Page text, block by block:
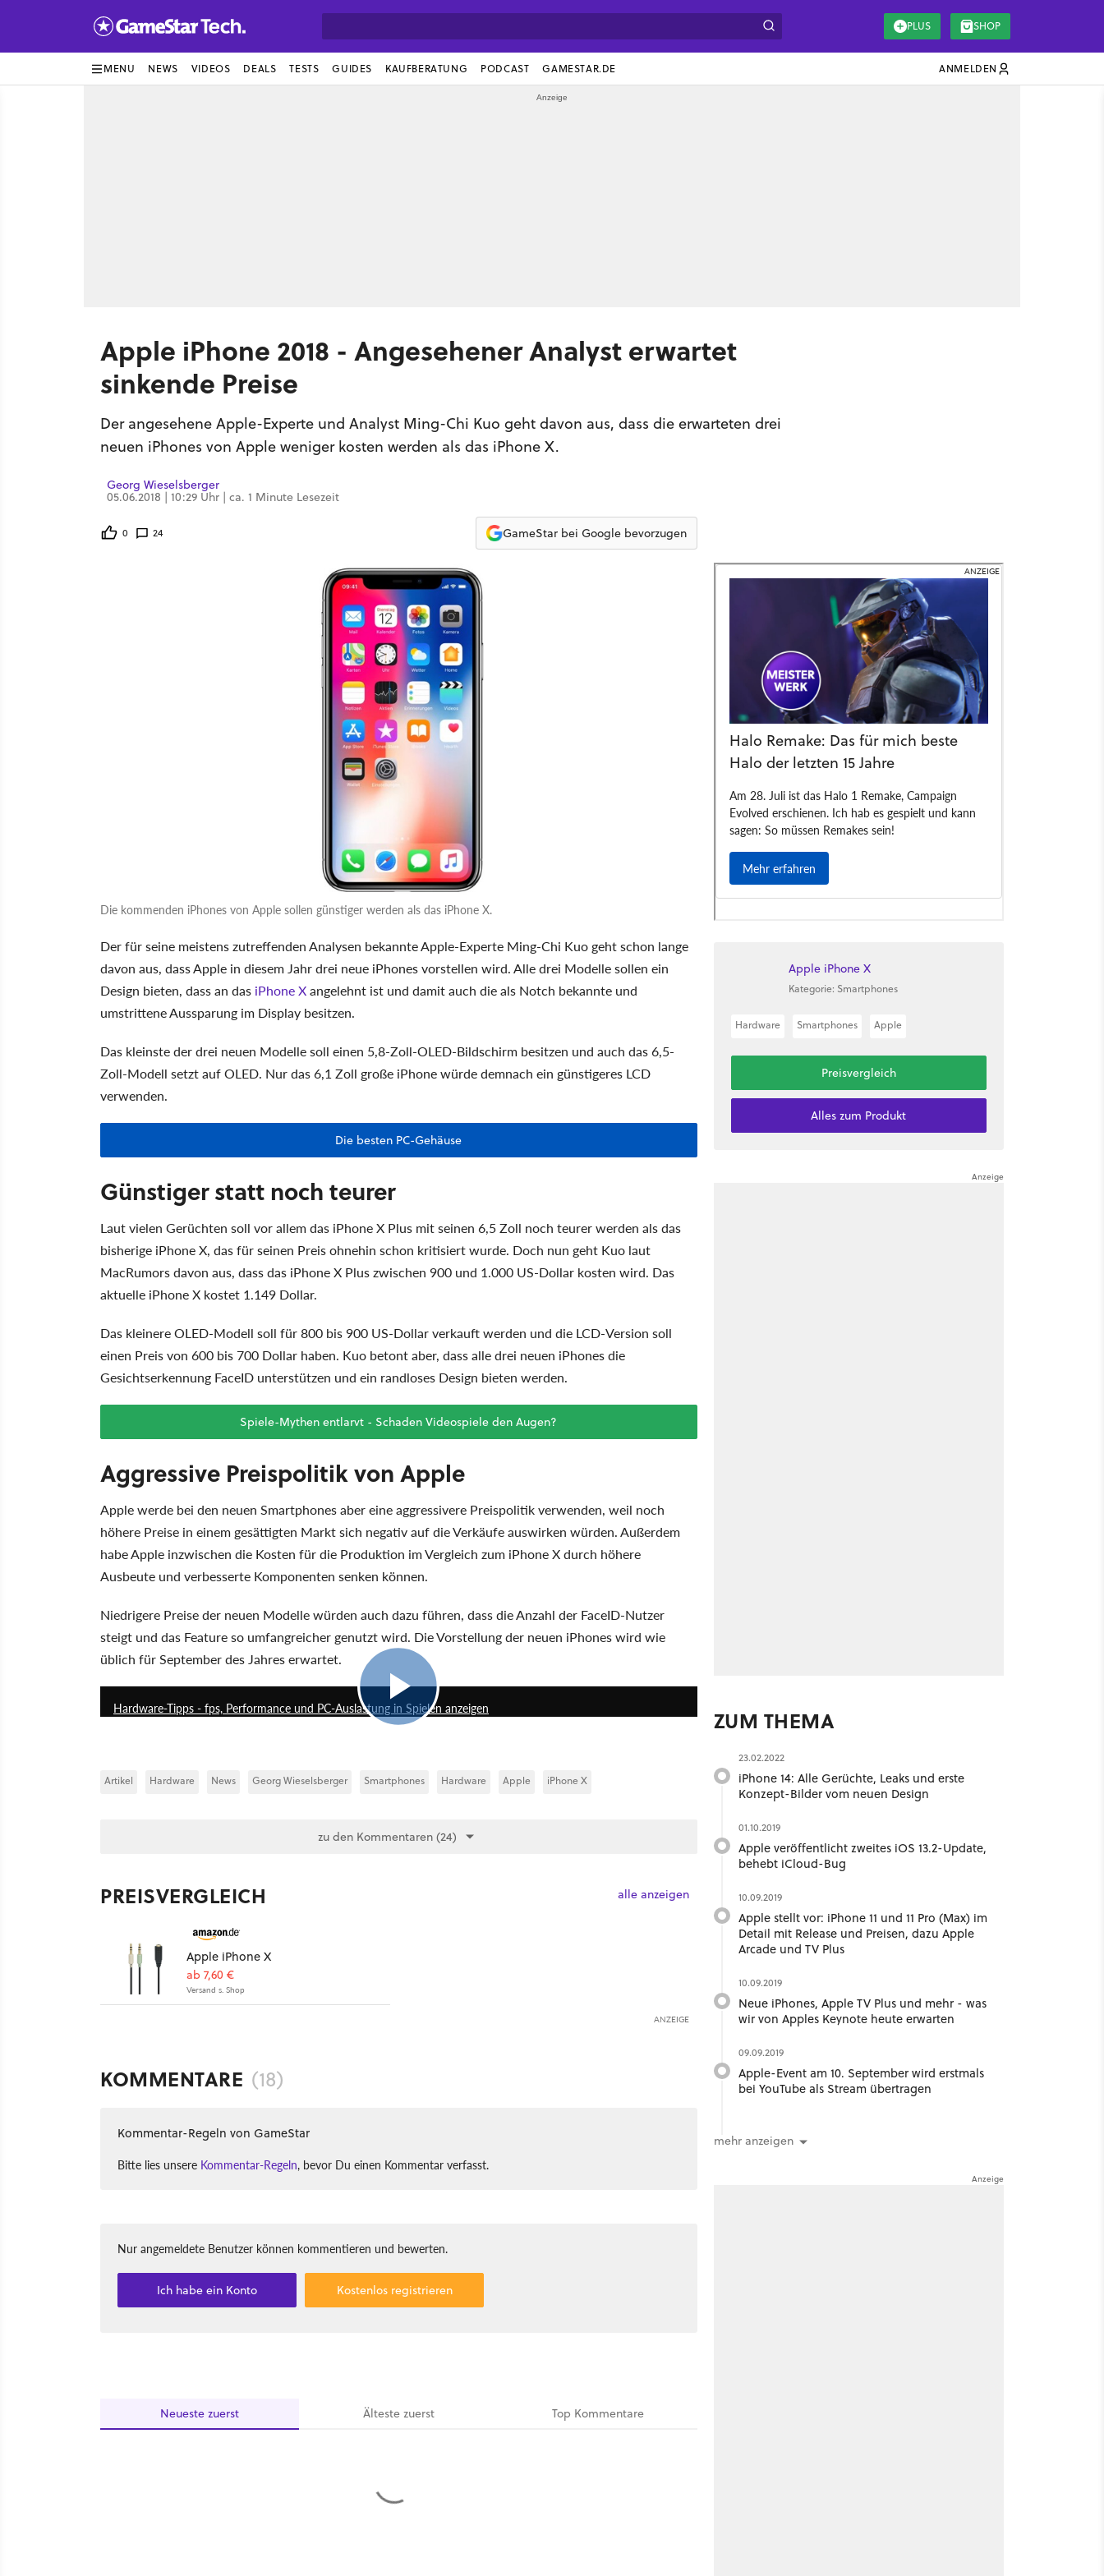
PLUS SHOP
MENU NEWS VIDEOS DEALS TESTS GUIDES KAUFBERATUNG PODCAST GAMESTAR.DE ANMELDEN
Apple iPhone 2018 - Angesehener Analyst erwartet
sinkende Preise
Der angesehene Apple-Experte und Analyst Ming-Chi Kuo geht davon aus, dass die erwarteten drei
neuen iPhones von Apple weniger kosten werden als das iPhone X.
Georg Wieselsberger
05.06.2018 | 10:29 Uhr | ca. 1 Minute Lesezeit
0 24 GameStar bei Google bevorzugen
Die kommenden iPhones von Apple sollen günstiger werden als das iPhone X.
Der für seine meistens zutreffenden Analysen bekannte Apple-Experte Ming-Chi Kuo geht schon lange
davon aus, dass Apple in diesem Jahr drei neue iPhones vorstellen wird. Alle drei Modelle sollen ein
Design bieten, dass an das iPhone Xangelehnt ist und damit auch die als Notch bekannte und
umstrittene Aussparung im Display besitzen.
Das kleinste der drei neuen Modelle soll einen 5,8-Zoll-OLED-Bildschirm besitzen und auch das 6,5-
Zoll-Modell setzt auf OLED. Nur das 6,1 Zoll große iPhone würde demnach ein günstigeres LCD
verwenden.
Die besten PC-Gehäuse
Günstiger statt noch teurer
Laut vielen Gerüchten soll vor allem das iPhone X Plus mit seinen 6,5 Zoll noch teurer werden als das
bisherige iPhone X, das für seinen Preis ohnehin schon kritisiert wurde. Doch nun geht Kuo laut
MacRumors davon aus, dass das iPhone X Plus zwischen 900 und 1.000 US-Dollar kosten wird. Das
aktuelle iPhone X kostet 1.149 Dollar.
Das kleinere OLED-Modell soll für 800 bis 900 US-Dollar verkauft werden und die LCD-Version soll
einen Preis von 600 bis 700 Dollar haben. Kuo betont aber, dass alle drei neuen iPhones die
Gesichtserkennung FaceID unterstützen und ein randloses Design bieten werden.
Spiele-Mythen entlarvt - Schaden Videospiele den Augen?
Aggressive Preispolitik von Apple
Apple werde bei den neuen Smartphones aber eine aggressivere Preispolitik verwenden, weil noch
höhere Preise in einem gesättigten Markt sich negativ auf die Verkäufe auswirken würden. Außerdem
habe Apple inzwischen die Kosten für die Produktion im Vergleich zum iPhone X durch höhere
Ausbeute und verbesserte Komponenten senken können.
Niedrigere Preise der neuen Modelle würden auch dazu führen, dass die Anzahl der FaceID-Nutzer
steigt und das Feature so umfangreicher genutzt wird. Die Vorstellung der neuen iPhones wird wie
üblich für September des Jahres erwartet.
Hardware-Tipps - fps, Performance und PC-Auslastung in Spielen anzeigen
Artikel Hardware News Georg Wieselsberger Smartphones Hardware Apple iPhone X
zu den Kommentaren (24)
PREISVERGLEICH alle anzeigen
Apple iPhone X
ab 7,60 €
Versand s. Shop
ANZEIGE
KOMMENTARE (18)
Kommentar-Regeln von GameStar
Bitte lies unsere Kommentar-Regeln, bevor Du einen Kommentar verfasst.
Nur angemeldete Benutzer können kommentieren und bewerten.
Ich habe ein Konto Kostenlos registrieren
Neueste zuerst Ältestezuerst Top Kommentare
Apple iPhone X
Kategorie: Smartphones
Hardware Smartphones Apple
Preisvergleich
Alles zum Produkt
ZUM THEMA
23.02.2022
iPhone 14: Alle Gerüchte, Leaks und erste
Konzept-Bilder vom neuen Design
01.10.2019
Apple veröffentlicht zweites iOS 13.2-Update,
behebt iCloud-Bug
10.09.2019
Apple stellt vor: iPhone 11 und 11 Pro (Max) im
Detail mit Release und Preisen, dazu Apple
Arcade und TV Plus
10.09.2019
Neue iPhones, Apple TV Plus und mehr - was
wir von Apples Keynote heute erwarten
09.09.2019
Apple-Event am 10. September wird erstmals
bei YouTube als Stream übertragen
mehr anzeigen